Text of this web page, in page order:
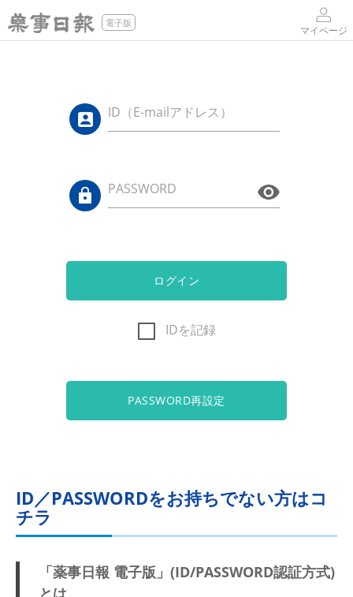
電子版
マイページ
ID（E-mailアドレス）
PASSWORD
ログイン
IDを記録
PASSWORD再設定
ID／PASSWORDをお持ちでない方はコ
チラ
「薬事日報 電子版」(ID/PASSWORD認証方式)
とは